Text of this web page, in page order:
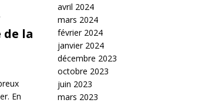
de la
En
avril 2024
mars 2024
février 2024
janvier 2024
décembre 2023
octobre 2023
juin 2023
mars 2023